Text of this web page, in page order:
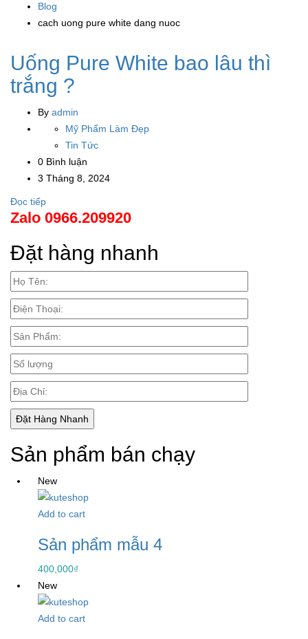
Blog
cach uong pure white dang nuoc
Uống Pure White bao lâu thì
trắng ?
By admin
Mỹ Phẩm Làm Đẹp
Tin Tức
0 Bình luận
3 Tháng 8, 2024
Đọc tiếp
Zalo 0966.209920
Đặt hàng nhanh
Sản phẩm bán chạy
New
Add to cart
Sản phẩm mẫu 4
400,000₫
New
Add to cart